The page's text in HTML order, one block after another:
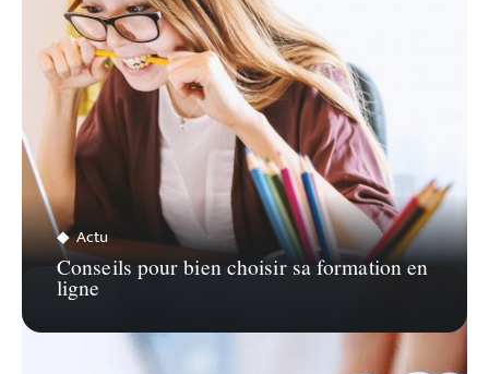
Actu
Conseils pour bien choisir sa formation en
ligne